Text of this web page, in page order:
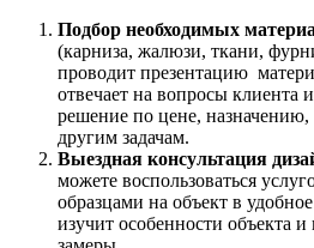
Подбор необходимых
(карниза, жалюзи, ткани,
проводит презентацию
отвечает на вопросы клиента
решение по цене,
другим задачам.
Выездная консультация
можете воспользоваться
образцами на объект в
изучит особенности объекта